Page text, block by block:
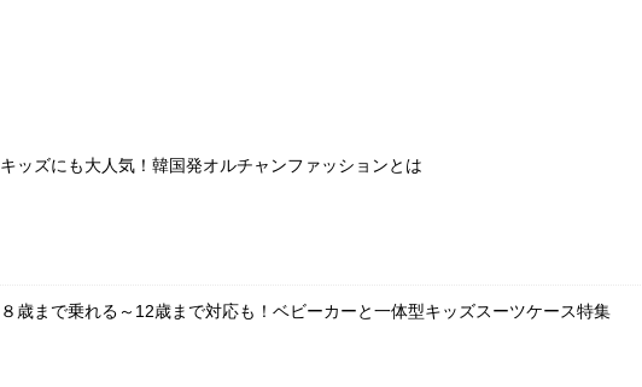
キッズにも大人気！韓国発オルチャンファッションとは
８歳まで乗れる～12歳まで対応も！ベビーカーと一体型キッズスーツケース特集